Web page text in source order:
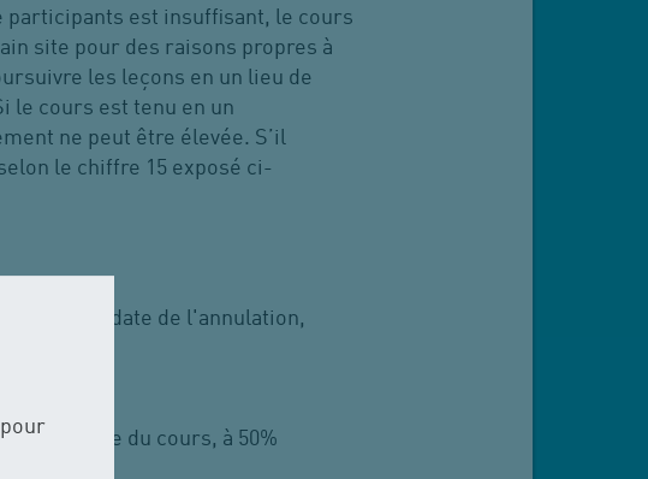
participants est insuffisant, le cours
site pour des raisons propres à
les leçons en un lieu de
le cours est tenu en un
ne peut être élevée. S’il
le chiffre 15 exposé ci-
Selon la date de l'annulation,
démarrage du cours, à 50%